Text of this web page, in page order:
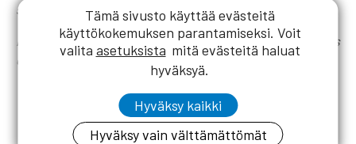
siitä koituvaa häiriötä.
Rakennuslehden tilaajilla on oikeus myös digilehteen – jos
et vielä ole rekisteröitynyt käyttäjäksi,katso ohjeet täältä.
Tämä sivusto käyttää evästeitä
käyttökokemuksen parantamiseksi. Voit
valita asetuksista mitä evästeitä haluat
hyväksyä.
Hyväksy kaikki
Hyväksy vain välttämättömät